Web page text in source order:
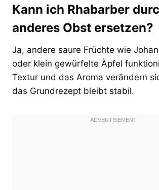
Kann ich Rhabarber
anderes Obst ersetzen?
Ja, andere saure Früchte wie
oder klein gewürfelte Äpfel
Textur und das Aroma verändern
das Grundrezept bleibt stabil.